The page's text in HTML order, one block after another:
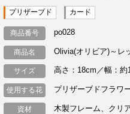
プリザーブド カード
商品番号 po028
商品名 Olivia(オリビア)～レ
サイズ 高さ：18cm／幅：
使用する花 プリザーブドフラワ
資材
木製フレーム、クリ